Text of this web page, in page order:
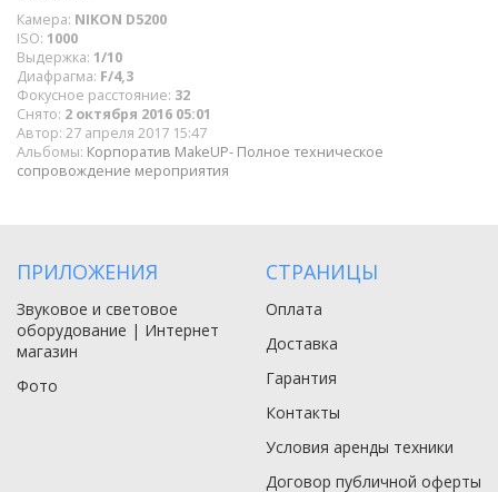
Камера: NIKON D5200
ISO: 1000
Выдержка: 1/10
Диафрагма: F/4,3
Фокусное расстояние: 32
Снято: 2 октября 2016 05:01
Автор: 27 апреля 2017 15:47
Альбомы: Корпоратив MakeUP- Полное техническое
сопровождение мероприятия
ПРИЛОЖЕНИЯ
Звуковое и световое
оборудование | Интернет
магазин
Фото
СТРАНИЦЫ
Оплата
Доставка
Гарантия
Контакты
Условия аренды техники
Договор публичной оферты